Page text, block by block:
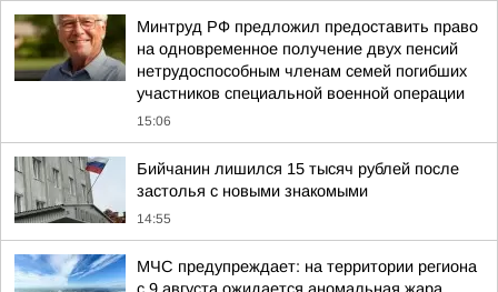
Минтруд РФ предложил предоставить право
на одновременное получение двух пенсий
нетрудоспособным членам семей погибших
участников специальной военной операции
15:06
Бийчанин лишился 15 тысяч рублей после
застолья с новыми знакомыми
14:55
МЧС предупреждает: на территории региона